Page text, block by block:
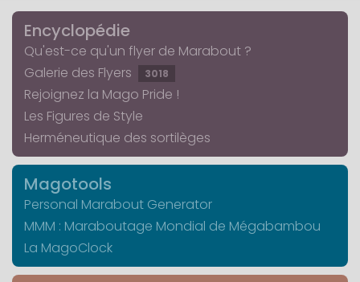
Encyclopédie
Qu'est-ce qu'un flyer de Marabout ?
Galerie des Flyers
3018
Rejoignez la Mago Pride !
Les Figures de Style
Herméneutique des sortilèges
Magotools
Personal Marabout Generator
MMM : Maraboutage Mondial de Mégabambou
La MagoClock